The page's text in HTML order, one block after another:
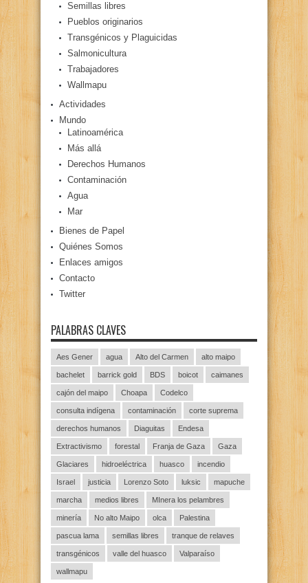
Semillas libres
Pueblos originarios
Transgénicos y Plaguicidas
Salmonicultura
Trabajadores
Wallmapu
Actividades
Mundo
Latinoamérica
Más allá
Derechos Humanos
Contaminación
Agua
Mar
Bienes de Papel
Quiénes Somos
Enlaces amigos
Contacto
Twitter
PALABRAS CLAVES
Aes Gener agua Alto del Carmen alto maipo
bachelet barrick gold BDS boicot caimanes
cajón del maipo Choapa Codelco
consulta indígena contaminación corte suprema
derechos humanos Diaguitas Endesa
Extractivismo forestal Franja de Gaza Gaza
Glaciares hidroeléctrica huasco incendio
Israel justicia Lorenzo Soto luksic mapuche
marcha medios libres MInera los pelambres
minería No alto Maipo olca Palestina
pascua lama semillas libres tranque de relaves
transgénicos valle del huasco Valparaíso
wallmapu